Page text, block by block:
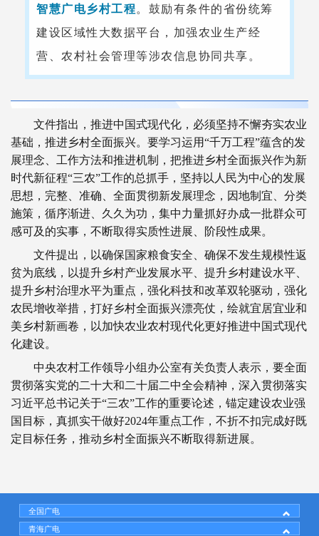
智慧广电乡村工程。鼓励有条件的省份统筹
建设区域性大数据平台，加强农业生产经
营、农村社会管理等涉农信息协同共享。
文件指出，推进中国式现代化，必须坚持不懈夯实农业
基础，推进乡村全面振兴。要学习运用“千万工程”蕴含的发
展理念、工作方法和推进机制，把推进乡村全面振兴作为新
时代新征程“三农”工作的总抓手，坚持以人民为中心的发展
思想，完整、准确、全面贯彻新发展理念，因地制宜、分类
施策，循序渐进、久久为功，集中力量抓好办成一批群众可
感可及的实事，不断取得实质性进展、阶段性成果。
文件提出，以确保国家粮食安全、确保不发生规模性返
贫为底线，以提升乡村产业发展水平、提升乡村建设水平、
提升乡村治理水平为重点，强化科技和改革双轮驱动，强化
农民增收举措，打好乡村全面振兴漂亮仗，绘就宜居宜业和
美乡村新画卷，以加快农业农村现代化更好推进中国式现代
化建设。
中央农村工作领导小组办公室有关负责人表示，要全面
贯彻落实党的二十大和二十届二中全会精神，深入贯彻落实
习近平总书记关于“三农”工作的重要论述，锚定建设农业强
国目标，真抓实干做好2024年重点工作，不折不扣完成好既
定目标任务，推动乡村全面振兴不断取得新进展。
全国广电
青海广电